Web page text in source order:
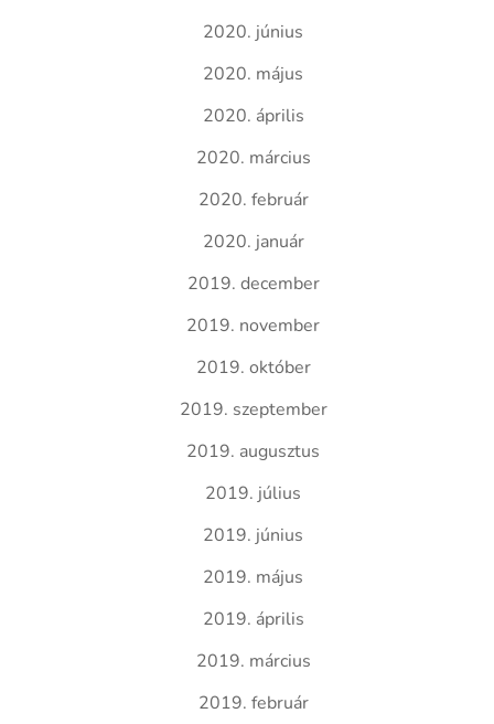
2020. június
2020. május
2020. április
2020. március
2020. február
2020. január
2019. december
2019. november
2019. október
2019. szeptember
2019. augusztus
2019. július
2019. június
2019. május
2019. április
2019. március
2019. február